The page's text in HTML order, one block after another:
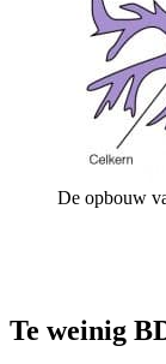
De opbouw
Te weinig